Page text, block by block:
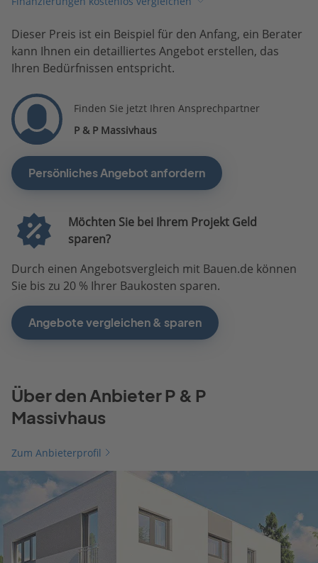
Dieser Preis ist ein Beispiel für den Anfang, ein Berater
kann Ihnen ein detailliertes Angebot erstellen, das
Ihren Bedürfnissen entspricht.
Finden Sie jetzt Ihren Ansprechpartner
P & P Massivhaus
Persönliches Angebot anfordern
Möchten Sie bei Ihrem Projekt Geld
sparen?
Durch einen Angebotsvergleich mit Bauen.de können
Sie bis zu 20 % Ihrer Baukosten sparen.
Angebote vergleichen & sparen
Über den Anbieter P & P
Massivhaus
Zum Anbieterprofil